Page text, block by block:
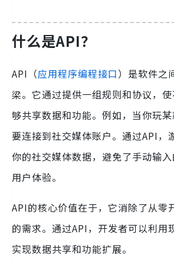
什么是API？
API（应用程序编程接口）是软件之
梁。它通过提供一组规则和协议，
够共享数据和功能。例如，当你玩
要连接到社交媒体账户。通过API，
你的社交媒体数据，避免了手动输
用户体验。
API的核心价值在于，它消除了从零
的需求。通过API，开发者可以利用
实现数据共享和功能扩展。